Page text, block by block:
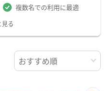
複数名での利用に最適
見る